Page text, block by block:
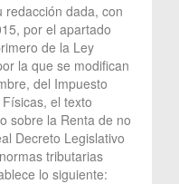
redacción dada, con
por el apartado
de la Ley
la que se modifican
del Impuesto
el texto
sobre la Renta de no
Decreto Legislativo
tributarias
lo siguiente: